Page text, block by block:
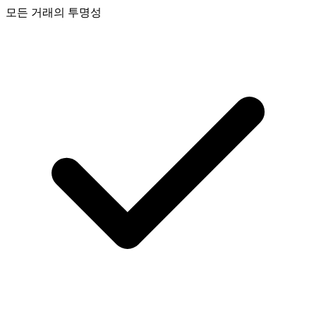
모든 거래의 투명성